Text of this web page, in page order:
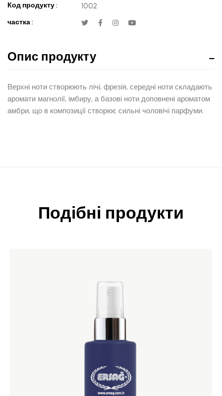
Код продукту : 1002
частка :
Опис продукту
Верхні ноти створюють лічі, фрезія, середні ноти складають
аромати магнолії, імбиру, а базові ноти доповнені ароматом
амбри, що в композиції створює сильні чоловічі парфуми.
Подібні продукти